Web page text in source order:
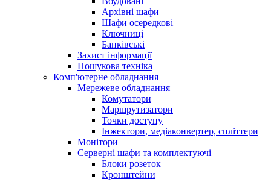
Архівні шафи
Шафи осередкові
Ключниці
Банківські
Захист інформації
Пошукова техніка
Комп'ютерне обладнання
Мережеве обладнання
Комутатори
Маршрутизатори
Точки доступу
Інжектори, медіаконвертер, спліттери
Монітори
Серверні шафи та комплектуючі
Блоки розеток
Кронштейни